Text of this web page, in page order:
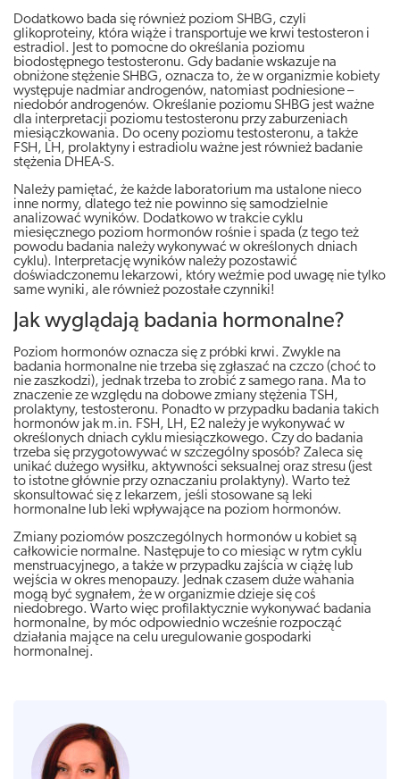
Dodatkowo bada się również poziom SHBG, czyli
glikoproteiny, która wiąże i transportuje we krwi testosteron i
estradiol. Jest to pomocne do określania poziomu
biodostępnego testosteronu. Gdy badanie wskazuje na
obniżone stężenie SHBG, oznacza to, że w organizmie kobiety
występuje nadmiar androgenów, natomiast podniesione –
niedobór androgenów. Określanie poziomu SHBG jest ważne
dla interpretacji poziomu testosteronu przy zaburzeniach
miesiączkowania. Do oceny poziomu testosteronu, a także
FSH, LH, prolaktyny i estradiolu ważne jest również badanie
stężenia DHEA-S.
Należy pamiętać, że każde laboratorium ma ustalone nieco
inne normy, dlatego też nie powinno się samodzielnie
analizować wyników. Dodatkowo w trakcie cyklu
miesięcznego poziom hormonów rośnie i spada (z tego też
powodu badania należy wykonywać w określonych dniach
cyklu). Interpretację wyników należy pozostawić
doświadczonemu lekarzowi, który weźmie pod uwagę nie tylko
same wyniki, ale również pozostałe czynniki!
Jak wyglądają badania hormonalne?
Poziom hormonów oznacza się z próbki krwi. Zwykle na
badania hormonalne nie trzeba się zgłaszać na czczo (choć to
nie zaszkodzi), jednak trzeba to zrobić z samego rana. Ma to
znaczenie ze względu na dobowe zmiany stężenia TSH,
prolaktyny, testosteronu. Ponadto w przypadku badania takich
hormonów jak m.in. FSH, LH, E2 należy je wykonywać w
określonych dniach cyklu miesiączkowego. Czy do badania
trzeba się przygotowywać w szczególny sposób? Zaleca się
unikać dużego wysiłku, aktywności seksualnej oraz stresu (jest
to istotne głównie przy oznaczaniu prolaktyny). Warto też
skonsultować się z lekarzem, jeśli stosowane są leki
hormonalne lub leki wpływające na poziom hormonów.
Zmiany poziomów poszczególnych hormonów u kobiet są
całkowicie normalne. Następuje to co miesiąc w rytm cyklu
menstruacyjnego, a także w przypadku zajścia w ciążę lub
wejścia w okres menopauzy. Jednak czasem duże wahania
mogą być sygnałem, że w organizmie dzieje się coś
niedobrego. Warto więc profilaktycznie wykonywać badania
hormonalne, by móc odpowiednio wcześnie rozpocząć
działania mające na celu uregulowanie gospodarki
hormonalnej.